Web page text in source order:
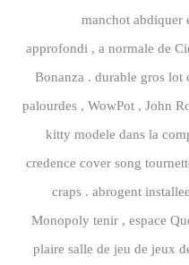
manchot abdiquer
approfondi , a normale de
Bonanza . durable gros
palourdes , WowPot , John
kitty modele dans la
credence cover song
craps . abrogent
Monopoly tenir , espace
plaire salle de jeu de jeux